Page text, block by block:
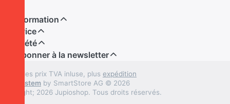
L'information
Service
Société
S´abonner à la newsletter
* Tous les prix TVA inluse, plus expédition
Shopsystem by SmartStore AG © 2026
Copyright; 2026 Jupioshop. Tous droits réservés.